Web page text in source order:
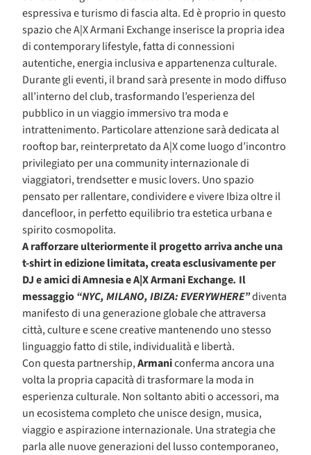
espressiva e turismo di fascia alta. Ed è proprio in questo
spazio che A|X Armani Exchange inserisce la propria idea
di contemporary lifestyle, fatta di connessioni
autentiche, energia inclusiva e appartenenza culturale.
Durante gli eventi, il brand sarà presente in modo diffuso
all’interno del club, trasformando l’esperienza del
pubblico in un viaggio immersivo tra moda e
intrattenimento. Particolare attenzione sarà dedicata al
rooftop bar, reinterpretato da A|X come luogo d’incontro
privilegiato per una community internazionale di
viaggiatori, trendsetter e music lovers. Uno spazio
pensato per rallentare, condividere e vivere Ibiza oltre il
dancefloor, in perfetto equilibrio tra estetica urbana e
spirito cosmopolita.
A rafforzare ulteriormente il progetto arriva anche una
t-shirt in edizione limitata, creata esclusivamente per
DJ e amici di Amnesia e A|X Armani Exchange. Il
messaggio“NYC, MILANO, IBIZA: EVERYWHERE”diventa
manifesto di una generazione globale che attraversa
città, culture e scene creative mantenendo uno stesso
linguaggio fatto di stile, individualità e libertà.
Con questa partnership,Armaniconferma ancora una
volta la propria capacità di trasformare la moda in
esperienza culturale. Non soltanto abiti o accessori, ma
un ecosistema completo che unisce design, musica,
viaggio e aspirazione internazionale. Una strategia che
parla alle nuove generazioni del lusso contemporaneo,